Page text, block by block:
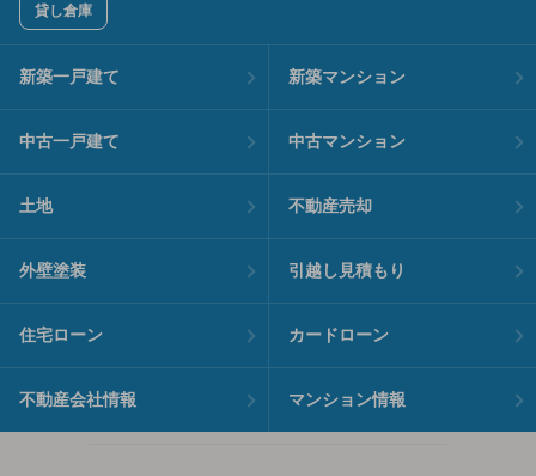
貸し倉庫
新築一戸建て 新築マンション
中古一戸建て 中古マンション
土地 不動産売却
外壁塗装 引越し見積もり
住宅ローン カードローン
不動産会社情報 マンション情報